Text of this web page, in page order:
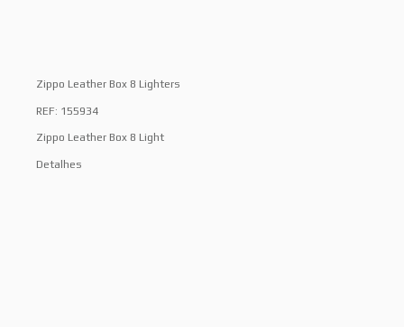
Zippo Leather Box 8 Lighters
REF: 155934
Zippo Leather Box 8 Light
Detalhes